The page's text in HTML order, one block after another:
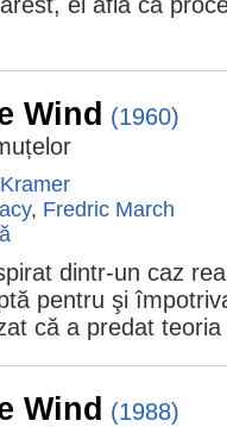
Wind (1960)
, Fredric March
dintr-un caz
pentru şi
că a predat
Wind (1988)